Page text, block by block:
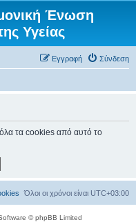
Ένωση
Υγείας
Σύνδεση
Εγγραφή
όλα τα cookies από αυτό το
Όλοι οι χρόνοι είναι UTC+03:00
© phpBB Limited